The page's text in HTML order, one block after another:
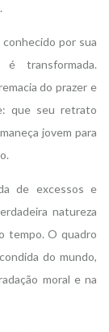
por sua
transformada.
do prazer e
que seu retrato
jovem para
de excessos e
natureza
tempo. O quadro
do mundo,
moral e na